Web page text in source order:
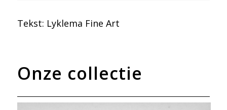
Tekst: Lyklema Fine Art
Onze collectie